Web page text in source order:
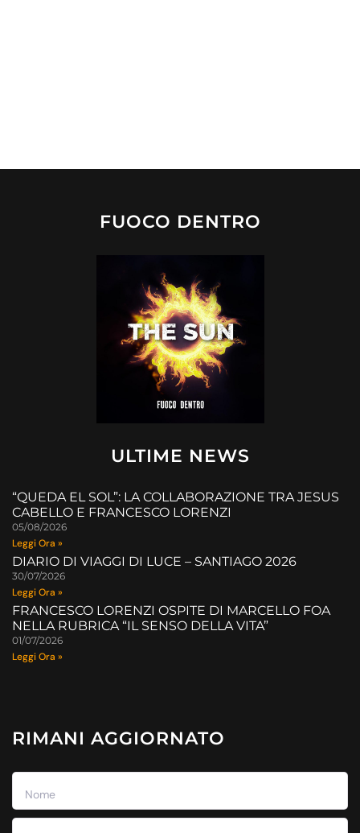
FUOCO DENTRO
ULTIME NEWS
“QUEDA EL SOL”: LA COLLABORAZIONE TRA JESUS
CABELLO E FRANCESCO LORENZI
05/08/2026
Leggi Ora »
DIARIO DI VIAGGI DI LUCE – SANTIAGO 2026
30/07/2026
Leggi Ora »
FRANCESCO LORENZI OSPITE DI MARCELLO FOA
NELLA RUBRICA “IL SENSO DELLA VITA”
01/07/2026
Leggi Ora »
RIMANI AGGIORNATO